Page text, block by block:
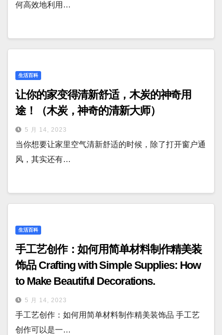
何高效地利用…
生活百科
让你的家变得清新舒适，木炭的神奇用
途！（木炭，神奇的清新大师）
5 月 14, 2023
当你想要让家里空气清新舒适的时候，除了打开窗户通
风，其实还有…
生活百科
手工艺创作：如何用简单材料制作精美装
饰品 Crafting with Simple Supplies: How
to Make Beautiful Decorations.
5 月 14, 2023
手工艺创作：如何用简单材料制作精美装饰品 手工艺
创作可以是一…